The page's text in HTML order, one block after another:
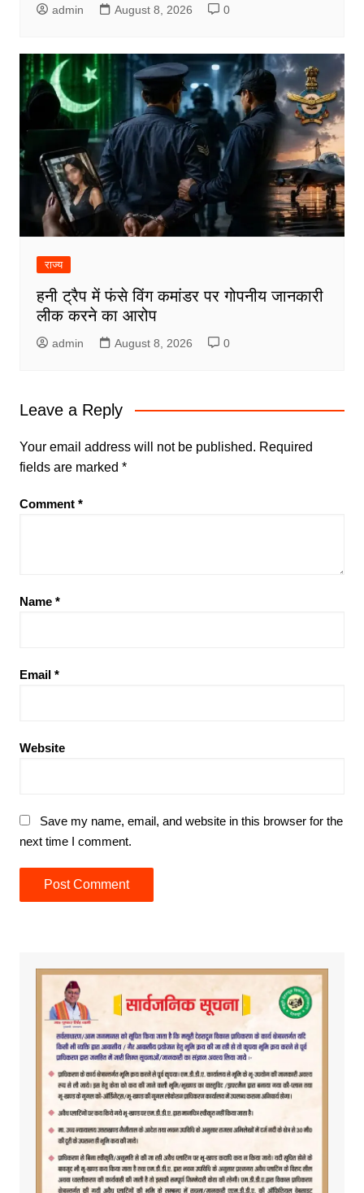
admin August 8, 2026 0
राज्य
हनी ट्रैप में फंसे विंग कमांडर पर गोपनीय जानकारी
लीक करने का आरोप
admin August 8, 2026 0
Leave a Reply
Your email address will not be published. Required
fields are marked *
Comment *
Name *
Email *
Website
Save my name, email, and website in this browser for the
next time I comment.